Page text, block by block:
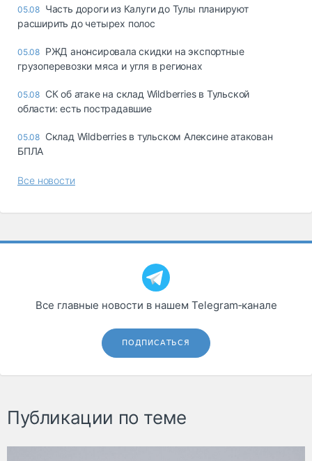
05.08 Часть дороги из Калуги до Тулы планируют
расширить до четырех полос
05.08 РЖД анонсировала скидки на экспортные
грузоперевозки мяса и угля в регионах
05.08 СК об атаке на склад Wildberries в Тульской
области: есть пострадавшие
05.08 Склад Wildberries в тульском Алексине атакован
БПЛА
Все новости
Все главные новости в нашем Telegram‑канале
ПОДПИСАТЬСЯ
Публикации по теме